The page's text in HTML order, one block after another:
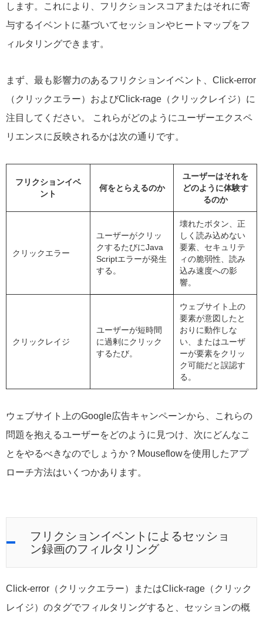
します。これにより、フリクションスコアまたはそれに寄
与するイベントに基づいてセッションやヒートマップをフ
ィルタリングできます。
まず、最も影響力のあるフリクションイベント、Click-error
（クリックエラー）およびClick-rage（クリックレイジ）に
注目してください。 これらがどのようにユーザーエクスペ
リエンスに反映されるかは次の通りです。
フリクションイベ
ント
何をとらえるのか
ユーザーはそれを
どのように体験す
るのか
クリックエラー
ユーザーがクリッ
クするたびにJava
Scriptエラーが発生
する。
壊れたボタン、正
しく読み込めない
要素、セキュリテ
ィの脆弱性、読み
込み速度への影
響。
クリックレイジ
ユーザーが短時間
に過剰にクリック
するたび。
ウェブサイト上の
要素が意図したと
おりに動作しな
い、またはユーザ
ーが要素をクリッ
ク可能だと誤認す
る。
ウェブサイト上のGoogle広告キャンペーンから、これらの
問題を抱えるユーザーをどのように見つけ、次にどんなこ
とをやるべきなのでしょうか？Mouseflowを使用したアプ
ローチ方法はいくつかあります。
フリクションイベントによるセッショ
ン録画のフィルタリング
Click-error（クリックエラー）またはClick-rage（クリック
レイジ）のタグでフィルタリングすると、セッションの概